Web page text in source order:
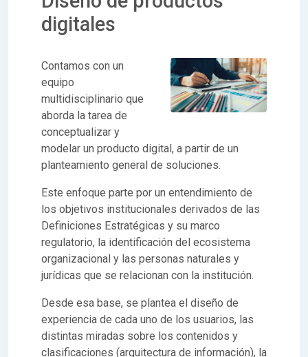
digitales
Contamos con un
equipo
multidisciplinario que
aborda la tarea de
conceptualizar y
modelar un producto digital, a partir de un
planteamiento general de soluciones.
Este enfoque parte por un entendimiento de
los objetivos institucionales derivados de las
Definiciones Estratégicas y su marco
regulatorio, la identificación del ecosistema
organizacional y las personas naturales y
jurídicas que se relacionan con la institución.
Desde esa base, se plantea el diseño de
experiencia de cada uno de los usuarios, las
distintas miradas sobre los contenidos y
clasificaciones (arquitectura de información), la